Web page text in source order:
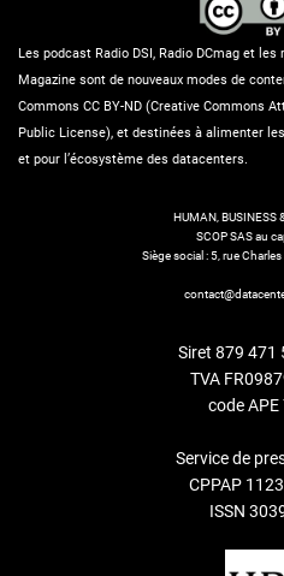
Les podcast Radio DSI, Radio DCmag et
Magazine sont de nouveaux modes de
Commons CC BY-ND (Creative Commons
Public License), et destinées à alimenter
et pour l’écosystème des datacenters.
HUMAN, BUSINESS
SCOP SAS au
Siège social : 5, rue
Siret 879 471
TVA
code
Service de
CPPAP
ISSN